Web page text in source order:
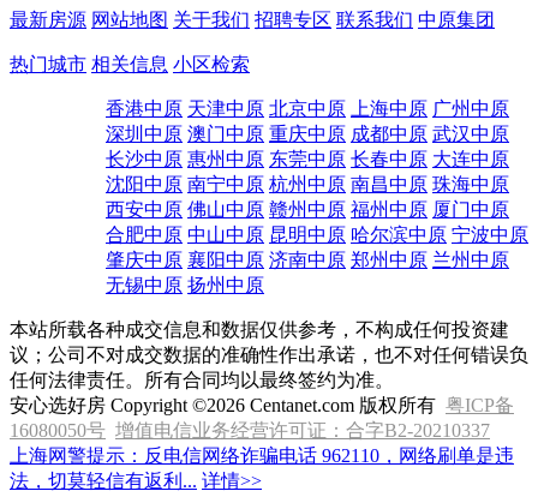
最新房源 网站地图 关于我们 招聘专区 联系我们 中原集团
热门城市 相关信息 小区检索
香港中原 天津中原 北京中原 上海中原 广州中原
深圳中原 澳门中原 重庆中原 成都中原 武汉中原
长沙中原 惠州中原 东莞中原 长春中原 大连中原
沈阳中原 南宁中原 杭州中原 南昌中原 珠海中原
西安中原 佛山中原 赣州中原 福州中原 厦门中原
合肥中原 中山中原 昆明中原 哈尔滨中原 宁波中原
肇庆中原 襄阳中原 济南中原 郑州中原 兰州中原
无锡中原 扬州中原
本站所载各种成交信息和数据仅供参考，不构成任何投资建
议；公司不对成交数据的准确性作出承诺，也不对任何错误负
任何法律责任。所有合同均以最终签约为准。
安心选好房 Copyright ©2026 Centanet.com 版权所有 粤ICP备
16080050号 增值电信业务经营许可证：合字B2-20210337
上海网警提示：反电信网络诈骗电话 962110，网络刷单是违
法，切莫轻信有返利... 详情>>